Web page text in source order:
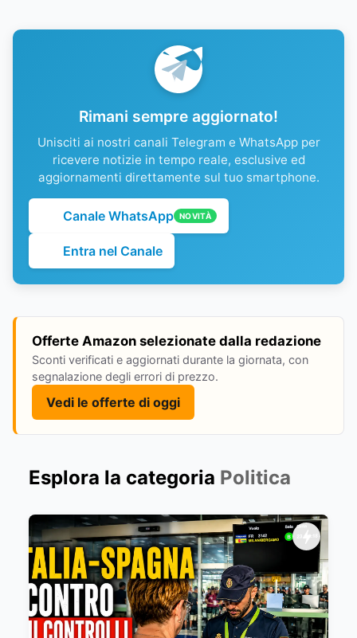
Rimani sempre aggiornato!
Unisciti ai nostri canali Telegram e WhatsApp per
ricevere notizie in tempo reale, esclusive ed
aggiornamenti direttamente sul tuo smartphone.
Canale WhatsApp NOVITÀ
Entra nel Canale
Offerte Amazon selezionate dalla redazione
Sconti verificati e aggiornati durante la giornata, con
segnalazione degli errori di prezzo.
Vedi le offerte di oggi
Esplora la categoria Politica